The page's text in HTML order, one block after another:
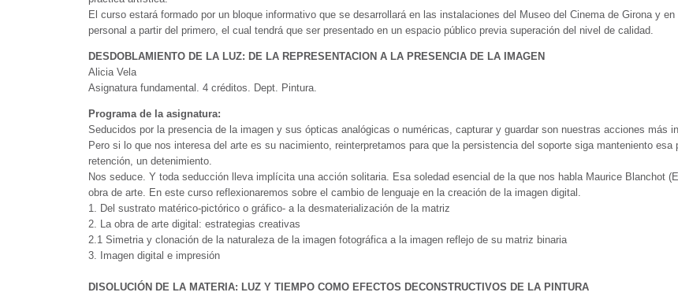
El curso estará formado por un bloque informativo que se desarrollará en las instalaciones del Museo del Cinema de Girona y
personal a partir del primero, el cual tendrá que ser presentado en un espacio público previa superación del nivel de calidad.
DESDOBLAMIENTO DE LA LUZ: DE LA REPRESENTACION A LA PRESENCIA DE LA IMAGEN
Alicia Vela
Asignatura fundamental. 4 créditos. Dept. Pintura.
Programa de la asignatura:
Seducidos por la presencia de la imagen y sus ópticas analógicas o numéricas, capturar y guardar son nuestras acciones más
Pero si lo que nos interesa del arte es su nacimiento, reinterpretamos para que la persistencia del soporte siga manteniento
retención, un detenimiento.
Nos seduce. Y toda seducción lleva implícita una acción solitaria. Esa soledad esencial de la que nos habla Maurice Blanchot
obra de arte. En este curso reflexionaremos sobre el cambio de lenguaje en la creación de la imagen digital.
1. Del sustrato matérico-pictórico o gráfico- a la desmaterialización de la matriz
2. La obra de arte digital: estrategias creativas
2.1 Simetria y clonación de la naturaleza de la imagen fotográfica a la imagen reflejo de su matriz binaria
3. Imagen digital e impresión
DISOLUCIÓN DE LA MATERIA: LUZ Y TIEMPO COMO EFECTOS DECONSTRUCTIVOS DE LA PINTURA